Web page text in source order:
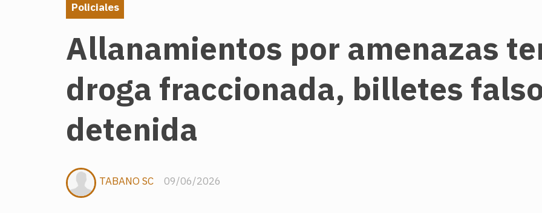
Allanamientos por amenazas
droga fraccionada, billetes
detenida
Policiales
09/06/2026
TABANO SC